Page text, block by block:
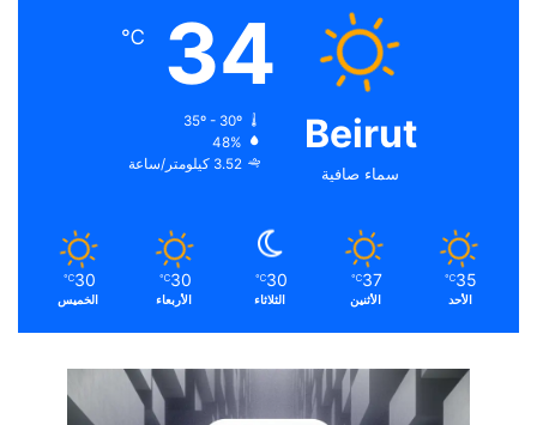
Beirut
سماء صافية
34
℃
35º - 30º
48%
3.52 كيلومتر/ساعة
35
℃
الأحد
37
℃
الأثنين
30
℃
الثلاثاء
30
℃
الأربعاء
30
℃
الخميس